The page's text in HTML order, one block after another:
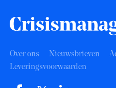
Over ons Nieuwsbrieven
Leveringsvoorwaarden